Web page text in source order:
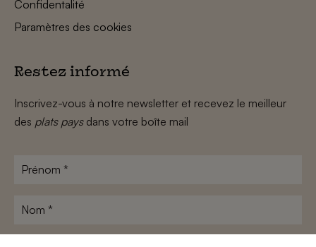
Confidentalité
Paramètres des cookies
Restez informé
Inscrivez-vous à notre newsletter et recevez le meilleur
des plats paysdans votre boîte mail
Prénom
Nom